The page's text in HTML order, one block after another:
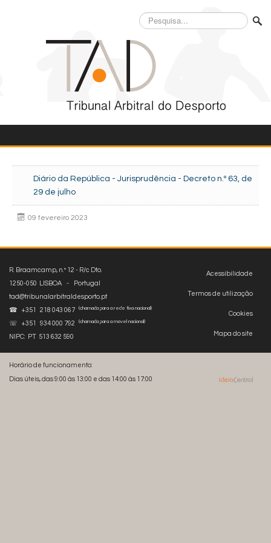
Pesquisa...
Diário da República - Jurisprudência - Decreto n.º 63, de
29 de julho
09 fevereiro 2023
Acessibilidade
Termos de utilização
Cookies
Mapa do site
R. Braamcamp, n.º 12 - R/c Dto.
1250-050 LISBOA - Portugal
tad@tribunalarbitraldesporto.pt
☎ +351 218 043 067
(chamada para a rede fixa nacional)
☏ +351 934 000 792 (chamada para a móvel nacional)
NIPC: PT 513 632 590
Horário de funcionamento:
Dias úteis, das 9:00 às 13:00 e das 14:00 às 17:00